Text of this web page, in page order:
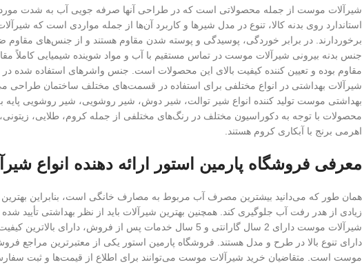
شیرآلات موست از جمله محصولاتی است که در طراحی آنها صرفه جویی آب به شدت مورد
استاندارد روی بدنه کالا، تنوع در مدل شیرها و کاربرد آن‌ها از جمله مواردی است که
برخوردارند. در برابر خوردگی، پوسیدگی و پوسته شدن مقاوم هستند و از جنس‌های
جنس بدنه بیرونی شیرآلات موست در تماس مستقیم با آب و مواد شوینده شیمیایی
مقاوم بوده و تعیین کننده کیفیت بالای این محصولات است. جنس واشرهای استفاده شده
شیرآلات بهداشتی در انواع مختلفی برای استفاده در قسمت‌های مختلف ساختمان
بهداشتی موست تولید کننده انواع شیر توالت، شیر دوش، شیر روشویی، شیر روشویی پایه
محصولات با توجه به دکوراسیون مختلف در رنگ‌های مختلفی از جمله کروم، طلایی،
اهرمی برنج با آبکاری کروم هستند.
معرفی فروشگاه پارمین استور ارائه دهنده انواع
همان طور که می‌دانید بیشترین مصرف آب مربوط به مصارف خانگی است، بنابراین
زیادی از هدر رفت آب جلوگیری کند. همچنین بهترین شیرآلات باید از نظر بهداشتی تأیید
شیرآلات موست دارای 2 سال گارانتی و 5 سال خدمات پس از
دارای تنوع بالا در طرح و مدل هستند. فروشگاه پارمین استور یکی از معتبرترین مراجع
موست است. متقاضیان خرید شیرآلات موست می‌توانند برای اطلاع از قیمت‌ها و ثبت سفارش